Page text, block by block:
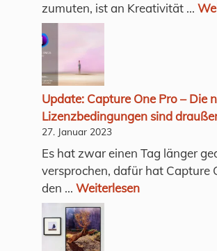
zumuten, ist an Kreativität ...
Update: Capture One Pro – Die
Lizenzbedingungen sind
27. Januar 2023
Es hat zwar einen Tag länger
versprochen, dafür hat Capture
den ... Weiterlesen